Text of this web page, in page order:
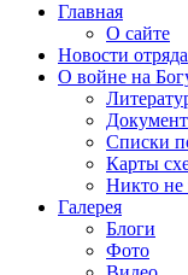
Главная
О сайте
Новости отряда
О войне на
Списки
Карты
Никто не
Галерея
Блоги
Фото